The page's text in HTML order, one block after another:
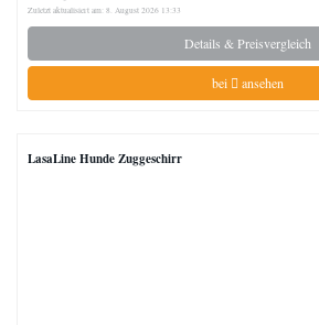
Zuletzt aktualisiert am: 8. August 2026 13:33
Details & Preisvergleich
bei ansehen
LasaLine Hunde Zuggeschirr